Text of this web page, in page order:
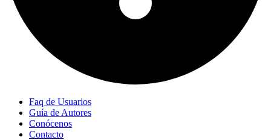
Faq de Usuarios
Guía de Autores
Conócenos
Contacto